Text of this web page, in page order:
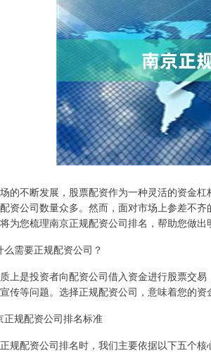
的不断发展，股票配资作为一种灵活的资金
资公司数量众多。然而，面对市场上参差不
为您梳理南京正规配资公司排名，帮助您做出
需要正规配资公司？
上是投资者向配资公司借入资金进行股票交
传等问题。选择正规配资公司，意味着您的
正规配资公司排名标准
规配资公司排名时，我们主要依据以下五个核